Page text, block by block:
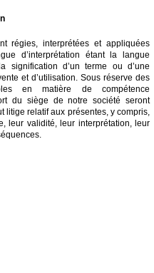
régies, interprétées et appliquées
d’interprétation étant la langue
signification d’un terme ou d’une
et d’utilisation. Sous réserve des
en matière de compétence
du siège de notre société seront
litige relatif aux présentes, y compris,
leur validité, leur interprétation, leur